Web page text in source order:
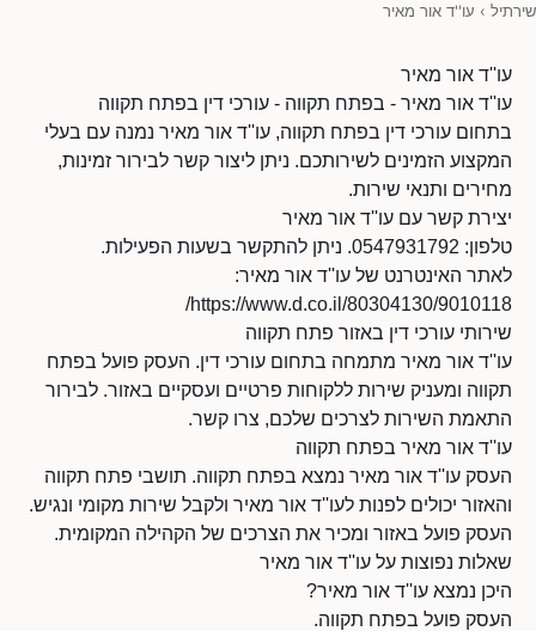
שירתיל › עו''ד אור מאיר
עו''ד אור מאיר
עו''ד אור מאיר - בפתח תקווה - עורכי דין בפתח תקווה
בתחום עורכי דין בפתח תקווה, עו''ד אור מאיר נמנה עם בעלי
המקצוע הזמינים לשירותכם. ניתן ליצור קשר לבירור זמינות,
מחירים ותנאי שירות.
יצירת קשר עם עו''ד אור מאיר
טלפון: 0547931792. ניתן להתקשר בשעות הפעילות.
לאתר האינטרנט של עו''ד אור מאיר:
https://www.d.co.il/80304130/9010118/
שירותי עורכי דין באזור פתח תקווה
עו''ד אור מאיר מתמחה בתחום עורכי דין. העסק פועל בפתח
תקווה ומעניק שירות ללקוחות פרטיים ועסקיים באזור. לבירור
התאמת השירות לצרכים שלכם, צרו קשר.
עו''ד אור מאיר בפתח תקווה
העסק עו''ד אור מאיר נמצא בפתח תקווה. תושבי פתח תקווה
והאזור יכולים לפנות לעו''ד אור מאיר ולקבל שירות מקומי ונגיש.
העסק פועל באזור ומכיר את הצרכים של הקהילה המקומית.
שאלות נפוצות על עו''ד אור מאיר
היכן נמצא עו''ד אור מאיר?
העסק פועל בפתח תקווה.